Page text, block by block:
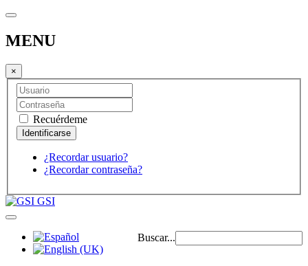
MENU
×
Recuérdeme
¿Recordar usuario?
¿Recordar contraseña?
GSI
Buscar...